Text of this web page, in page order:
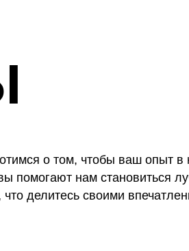
о том, чтобы ваш опыт
помогают нам становиться
делитесь своими